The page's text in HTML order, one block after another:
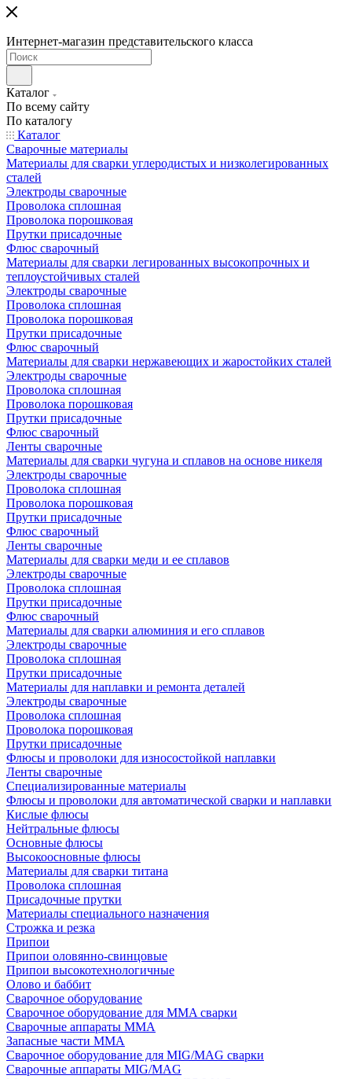
Интернет-магазин представительского класса
Каталог
По всему сайту
По каталогу
Каталог
Сварочные материалы
Материалы для сварки углеродистых и низколегированных
сталей
Электроды сварочные
Проволока сплошная
Проволока порошковая
Прутки присадочные
Флюс сварочный
Материалы для сварки легированных высокопрочных и
теплоустойчивых сталей
Электроды сварочные
Проволока сплошная
Проволока порошковая
Прутки присадочные
Флюс сварочный
Материалы для сварки нержавеющих и жаростойких сталей
Электроды сварочные
Проволока сплошная
Проволока порошковая
Прутки присадочные
Флюс сварочный
Ленты сварочные
Материалы для сварки чугуна и сплавов на основе никеля
Электроды сварочные
Проволока сплошная
Проволока порошковая
Прутки присадочные
Флюс сварочный
Ленты сварочные
Материалы для сварки меди и ее сплавов
Электроды сварочные
Проволока сплошная
Прутки присадочные
Флюс сварочный
Материалы для сварки алюминия и его сплавов
Электроды сварочные
Проволока сплошная
Прутки присадочные
Материалы для наплавки и ремонта деталей
Электроды сварочные
Проволока сплошная
Проволока порошковая
Прутки присадочные
Флюсы и проволоки для износостойкой наплавки
Ленты сварочные
Специализированные материалы
Флюсы и проволоки для автоматической сварки и наплавки
Кислые флюсы
Нейтральные флюсы
Основные флюсы
Высокоосновные флюсы
Материалы для сварки титана
Проволока сплошная
Присадочные прутки
Материалы специального назначения
Строжка и резка
Припои
Припои оловянно-свинцовые
Припои высокотехнологичные
Олово и баббит
Сварочное оборудование
Сварочное оборудование для MMA сварки
Сварочные аппараты MMA
Запасные части MMA
Сварочное оборудование для MIG/MAG сварки
Сварочные аппараты MIG/MAG